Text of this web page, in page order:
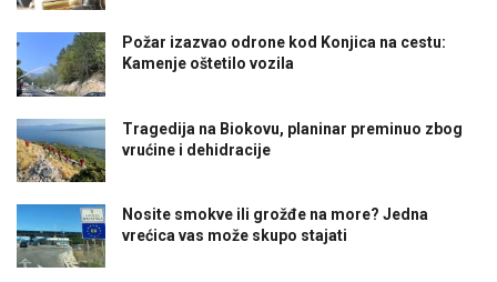
Požar izazvao odrone kod Konjica na cestu:
Kamenje oštetilo vozila
Tragedija na Biokovu, planinar preminuo zbog
vrućine i dehidracije
Nosite smokve ili grožđe na more? Jedna
vrećica vas može skupo stajati